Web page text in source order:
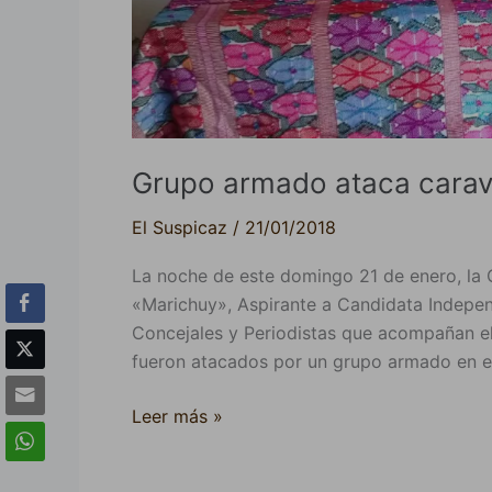
Grupo armado ataca
El Suspicaz / 21/01/2018
La noche de este domingo 21 de enero,
«Marichuy», Aspirante a Candidata
Concejales y Periodistas que acompañan
fueron atacados por un grupo armado en
Leer más »